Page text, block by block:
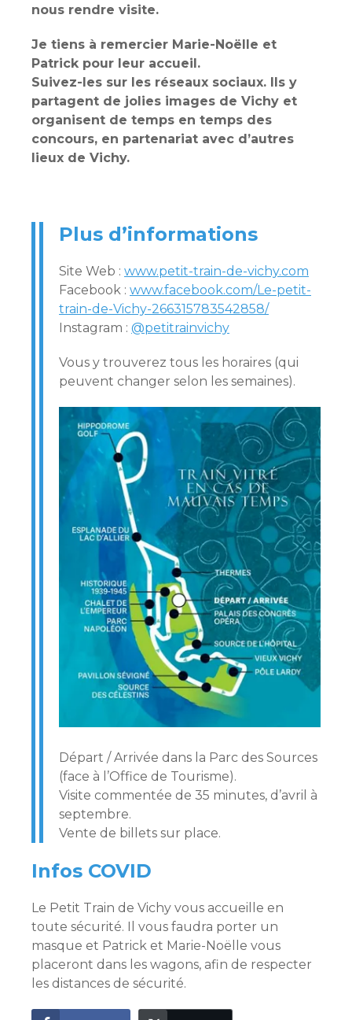
nous rendre visite.
Je tiens à remercier Marie-Noëlle et
Patrick pour leur accueil.
Suivez-les sur les réseaux sociaux. Ils y
partagent de jolies images de Vichy et
organisent de temps en temps des
concours, en partenariat avec d’autres
lieux de Vichy.
Plus d’informations
Site Web : www.petit-train-de-vichy.com
Facebook : www.facebook.com/Le-petit-
train-de-Vichy-266315783542858/
Instagram : @petitrainvichy
Vous y trouverez tous les horaires (qui
peuvent changer selon les semaines).
Départ / Arrivée dans la Parc des Sources
(face à l’Office de Tourisme).
Visite commentée de 35 minutes, d’avril à
septembre.
Vente de billets sur place.
Infos COVID
Le Petit Train de Vichy vous accueille en
toute sécurité. Il vous faudra porter un
masque et Patrick et Marie-Noëlle vous
placeront dans les wagons, afin de respecter
les distances de sécurité.